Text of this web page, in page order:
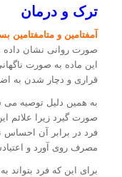
ترک و درمان
آمفتامین و متامفتامین
صورت روانی نشان
این ماده به صورت
قراری و دچار شدن به
به همین دلیل توصیه
صورت گیرد زیرا علائم
فرد در برابر آن احساس
مصرف روی آورد و
برای این که فرد بتواند